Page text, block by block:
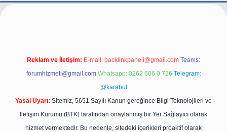
Reklam ve İletişim: E-mail: backlinkpaneli@gmail.com Teams:
forumhizmeti@gmail.com Whatsapp: 0262 606 0 726 Telegram:
@karabul
Yasal Uyarı: Sitemiz, 5651 Sayılı Kanun gereğince Bilgi Teknolojileri ve
İletişim Kurumu (BTK) tarafından onaylanmış bir Yer Sağlayıcı olarak
hizmet vermektedir. Bu nedenle, sitedeki içerikleri proaktif olarak